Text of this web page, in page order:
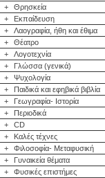
+
Θρησκεία
+
Εκπαίδευση
+
Λαογραφία, ήθη και έθιμα
+
Θέατρο
+
Λογοτεχνία
+
Γλώσσα (γενικά)
+
Ψυχολογία
+
Παιδικά και εφηβικά βιβλία
+
Γεωγραφία- Ιστορία
+
Περιοδικά
+
CD
+
Καλές τέχνες
+
Φιλοσοφία- Μεταφυσική
+
Γυναικεία θέματα
+
Φυσικές επιστήμες